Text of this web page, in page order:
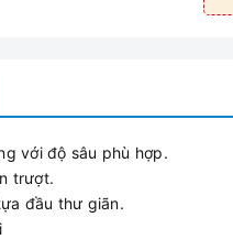
với độ sâu phù hợp.
trượt.
đầu thư giãn.